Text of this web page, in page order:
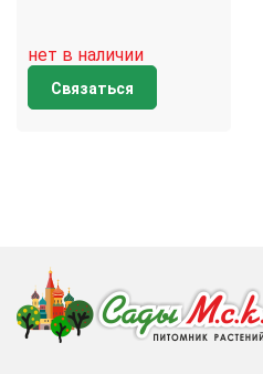
нет в наличии
Связаться